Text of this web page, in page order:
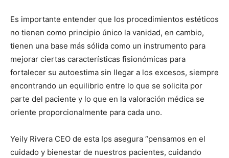
Es importante entender que los procedimientos estéticos
no tienen como principio único la vanidad, en cambio,
tienen una base más sólida como un instrumento para
mejorar ciertas características fisionómicas para
fortalecer su autoestima sin llegar a los excesos, siempre
encontrando un equilibrio entre lo que se solicita por
parte del paciente y lo que en la valoración médica se
oriente proporcionalmente para cada uno.
Yeily Rivera CEO de esta Ips asegura “pensamos en el
cuidado y bienestar de nuestros pacientes, cuidando